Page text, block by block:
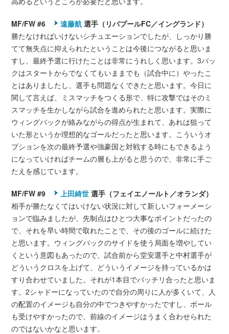
MF/FW #6 遠藤航 選手（リバプールFC／イングランド）
勝たなければいけないシチュエーションでしたが、しっかり勝
てて無失点に抑えられたということは今後につながると思いま
すし、最終予選に行けたことは非常にうれしく思います。3バッ
クはスタートからでなくてもいままでも（試合中に）やったこ
とはありましたし、選手も問題なくできたと思います。今日に
関して言えば、ミスマッチをつくる形で、特に攻撃ではそのミ
スマッチを生かしながら試合を進められたと思います。実際に
ウィングバックが絡みながらの得点が生まれて、あれは狙って
いた形というか理想的なゴールだったと思います。こういうオ
プションを次の最終予選や強豪国と対戦する時にもできるよう
になっていければチームの層も上がると思うので、非常に手ご
たえを感じています。
MF/FW #9 上田綺世 選手（フェイエノールト／オランダ）
相手が勝たなくてはいけない状況に対して新しいフォーメーシ
ョンで臨みましたが、先制点はひとつ大事なポイントだったの
で、それを早い時間で取れたことで、その後のゴールに続けた
と思います。ウィングバックのサイドを使う局面を増やしてい
くという意図もあったので、試合前から堂安選手と中村選手が
どういうクロスを上げて、どういうイメージを持っているかは
すり合わせていました。それが1本目でバッチリ合ったと思いま
す。2シャドーになっていたので自分の周りに人が多くいて、人
の配置のイメージも自分の中でつきやすかったですし、ボール
も受けやすかったので、前線のイメージはうまく合わせられた
のではないかなと思います。